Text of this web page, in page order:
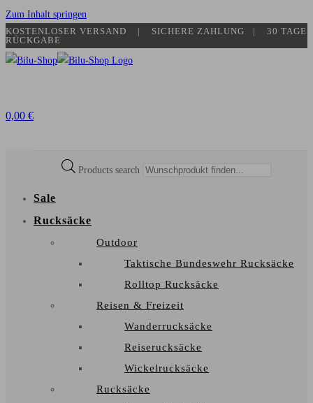
Zum Inhalt springen
KOSTENLOSER VERSAND | SICHERE ZAHLUNG​ | 30 TAGE
RÜCKGABE
0,00 €
Products search
Sale
Rucksäcke
Outdoor
Taktische Bundeswehr Rucksäcke
Rolltop Rucksäcke
Reisen & Freizeit
Wanderrucksäcke
Reiserucksäcke
Wickelrucksäcke
Rucksäcke